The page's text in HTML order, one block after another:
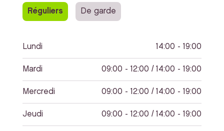
Réguliers De garde
Lundi 14:00 - 19:00
Mardi 09:00 - 12:00 / 14:00 - 19:00
Mercredi 09:00 - 12:00 / 14:00 - 19:00
Jeudi 09:00 - 12:00 / 14:00 - 19:00